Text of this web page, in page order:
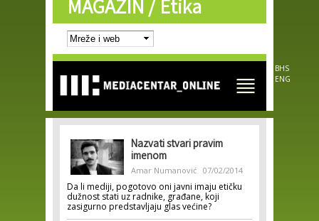
Skip to
main
content
MAGAZIN /Etika
BHS
ENG
Nazvati stvari pravim
imenom
Amar Numanović 07/02/2014
Da li mediji, pogotovo oni javni imaju etičku
dužnost stati uz radnike, građane, koji
zasigurno predstavljaju glas većine?